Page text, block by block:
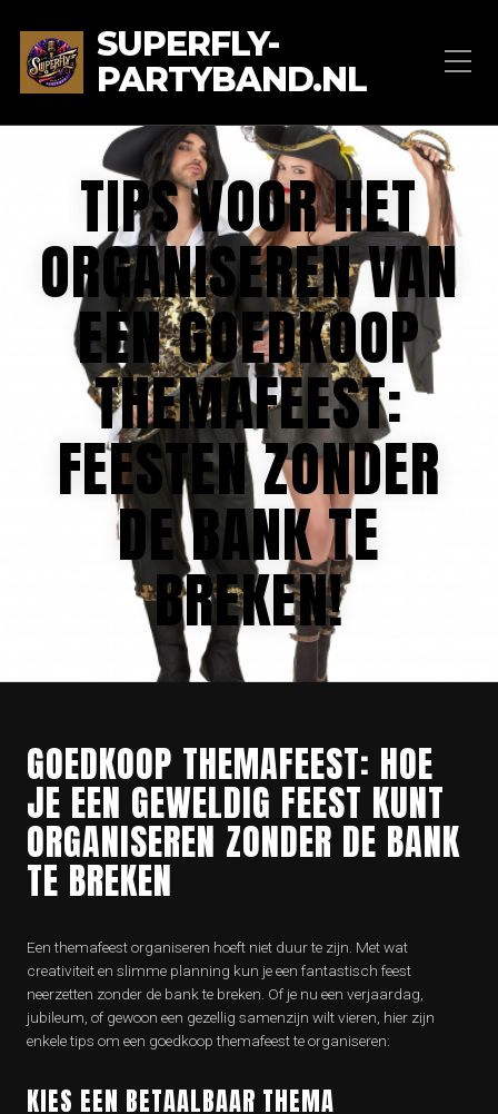
SUPERFLY-
PARTYBAND.NL
TIPS VOOR HET
ORGANISEREN VAN
EEN GOEDKOOP
THEMAFEEST:
FEESTEN ZONDER
DE BANK TE
BREKEN!
GOEDKOOP THEMAFEEST: HOE
JE EEN GEWELDIG FEEST KUNT
ORGANISEREN ZONDER DE BANK
TE BREKEN
Een themafeest organiseren hoeft niet duur te zijn. Met wat
creativiteit en slimme planning kun je een fantastisch feest
neerzetten zonder de bank te breken. Of je nu een verjaardag,
jubileum, of gewoon een gezellig samenzijn wilt vieren, hier zijn
enkele tips om een goedkoop themafeest te organiseren:
KIES EEN BETAALBAAR THEMA